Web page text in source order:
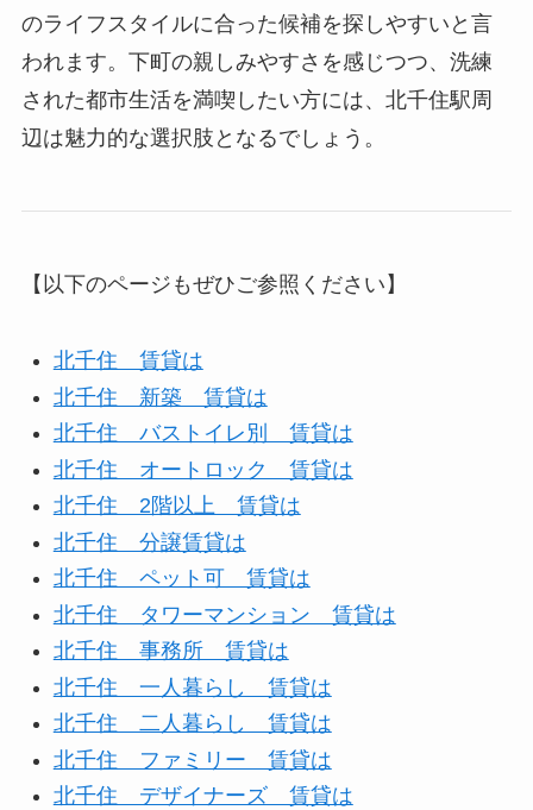
のライフスタイルに合った候補を探しやすいと言
われます。下町の親しみやすさを感じつつ、洗練
された都市生活を満喫したい方には、北千住駅周
辺は魅力的な選択肢となるでしょう。
【以下のページもぜひご参照ください】
北千住 賃貸は
北千住 新築 賃貸は
北千住 バストイレ別 賃貸は
北千住 オートロック 賃貸は
北千住 2階以上 賃貸は
北千住 分譲賃貸は
北千住 ペット可 賃貸は
北千住 タワーマンション 賃貸は
北千住 事務所 賃貸は
北千住 一人暮らし 賃貸は
北千住 二人暮らし 賃貸は
北千住 ファミリー 賃貸は
北千住 デザイナーズ 賃貸は